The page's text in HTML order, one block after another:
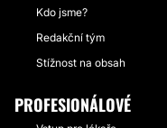
Kdo jsme?
Redakční tým
Stížnost na obsah
PROFESIONÁLOVÉ